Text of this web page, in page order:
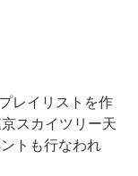
レイリストを作
スカイツリー天
トも行なわれ